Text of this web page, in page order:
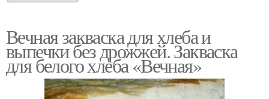
Вечная закваска для хлеба и
выпечки без дрожжей. Закваска
для белого хлеба «Вечная»